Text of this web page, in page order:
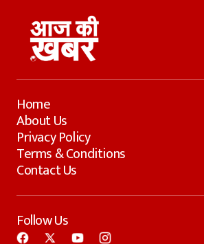
Home
About Us
Privacy Policy
Terms & Conditions
Contact Us
Follow Us